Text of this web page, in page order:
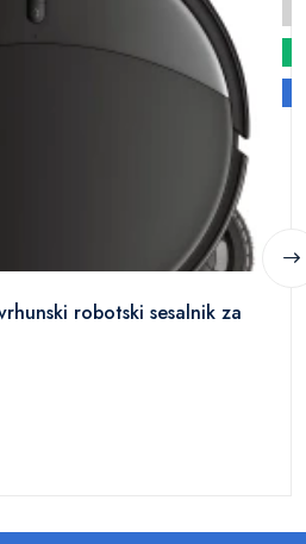
robotski sesalnik za